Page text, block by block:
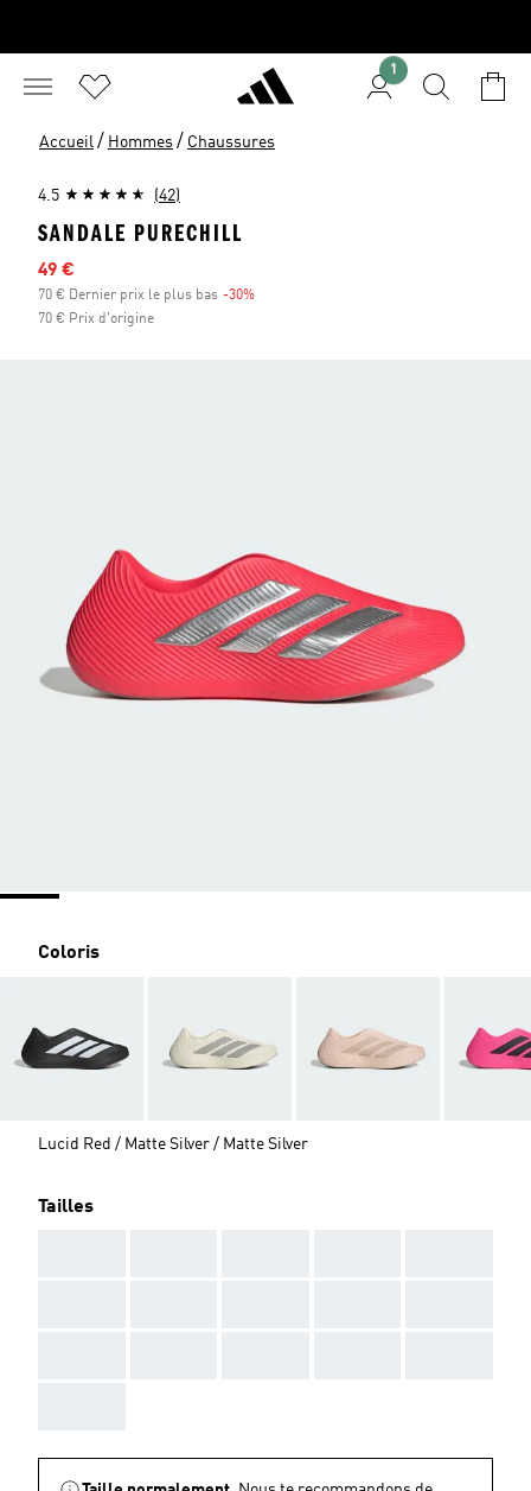
1
Accueil / Hommes / Chaussures
4.5 (42)
SANDALE PURECHILL
Prix en promo
49 €
70 € Dernier prix le plus bas -30%
70 € Prix d'origine
Coloris
Lucid Red / Matte Silver / Matte Silver
Tailles